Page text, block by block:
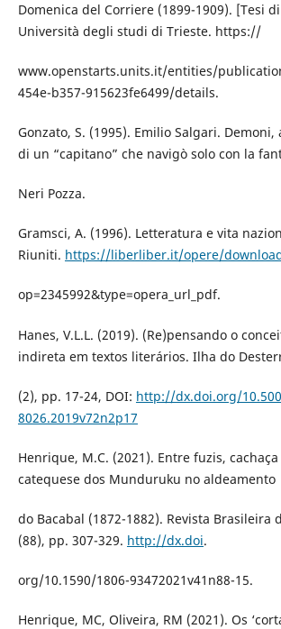
Domenica del Corriere (1899-1909). [Tesi
Università degli studi di Trieste. https://
www.openstarts.units.it/entities/
454e-b357-915623fe6499/details.
Gonzato, S. (1995). Emilio Salgari.
di un “capitano” che navigò solo con la
Neri Pozza.
Gramsci, A. (1996). Letteratura e vita
Riuniti. https://liberliber.it/opere/
op=2345992&type=opera_url_pdf.
Hanes, V.L.L. (2019). (Re)pensando o
indireta em textos literários. Ilha do
(2), pp. 17-24, DOI: http://dx.doi.org/
8026.2019v72n2p17
Henrique, M.C. (2021). Entre fuzis,
catequese dos Munduruku no aldeamento
do Bacabal (1872-1882). Revista Brasileira
(88), pp. 307-329. http://dx.doi.
org/10.1590/1806-93472021v41n88-15.
Henrique, MC, Oliveira, RM (2021). Os